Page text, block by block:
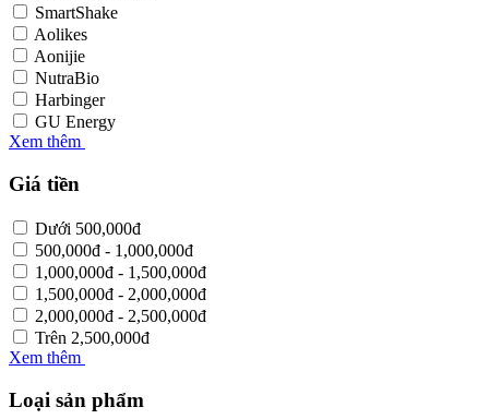
SmartShake
Aolikes
Aonijie
NutraBio
Harbinger
GU Energy
Xem thêm
Giá tiền
Dưới 500,000đ
500,000đ - 1,000,000đ
1,000,000đ - 1,500,000đ
1,500,000đ - 2,000,000đ
2,000,000đ - 2,500,000đ
Trên 2,500,000đ
Xem thêm
Loại sản phẩm